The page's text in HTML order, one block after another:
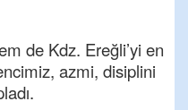
de Kdz. Ereğli’yi en
azmi, disiplini